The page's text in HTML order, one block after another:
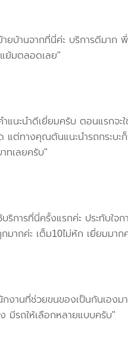
ายบ้านจากที่นี่ค่ะ บริการดีมาก
ย้มตลอดเลย"
ำแนะนำดีเยี่ยมครับ ตอนแรกจ
แต่ทางคุณต้นแนะนำรถกระบะ
ทเลยครับ"
บริการที่นี่ครั้งแรกค่ะ ประทับใจ
มากค่ะ เต็ม10ไม่หัก เยี่ยมมาก
งานที่ช่วยขนของเป็นกันเองม
มีรถให้เลือกหลายแบบครับ"